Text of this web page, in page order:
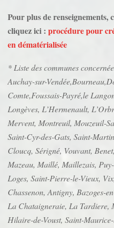
Pour plus de renseignements,
cliquez ici : procédure pour
en dématérialisée
* Liste des communes
Auchay-sur-
Comte,Foussais-Payré,le
Longèves, L’Hermenault,
Mervent, Montreuil, Mouzeuil-
Saint-Cyr-des-Gats, Saint-
Cloucq, Sérigné, Vouvant,
Mazeau, Maillé, Maillezais,
Loges, Saint-Pierre-le-Vieux,
Chassenon, Antigny, Bazoges-
La Chataigneraie, La Tardiere,
Hilaire-de-Voust, Saint-